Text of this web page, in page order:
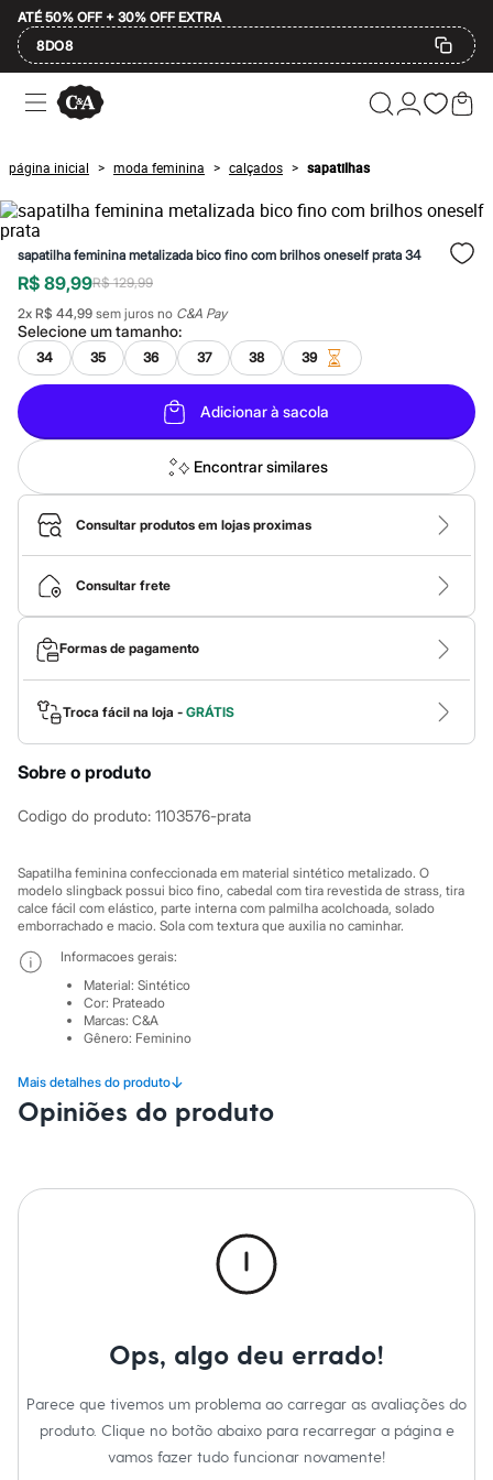
ATÉ 50% OFF + 30% OFF EXTRA
8DO8
Ofertas
Compre por Departamento
Masculino
Infantil
Calçados
Plus Size
2 calçados por R$189
2 peças por R$199
3 lingeries por R$99
3 itens de beleza por R$129
Até 20% off
Até 40% off
Até 60% off
A partir de 60% off
Feminino
Em alta
Inverno
Alfaiataria
Novidades
Roupas
Blusas e Camisetas
Básicos
Calças
Casacos e Jaquetas
Jeans
Macacões
Saias
Shorts e Bermudas
Vestidos
Acessórios
Bolsas
Bonés e Chapéus
Cintos
Relógios
Chinelos
Rasteirinhas
Sandálias
Sapatilhas
Tênis
Marcas
Clock House
Mindset
Yessica
Moda esportiva
Acessórios
Blusas
Shorts e Bermudas
Tops
Saídas de praia
Personagens
Blusas e Camisetas
página inicial > moda feminina > calçados > sapatilhas
sapatilha feminina metalizada bico fino com brilhos oneself prata 34
R$ 89,99R$ 129,99
2x R$ 44,99 sem juros no C&A Pay
Selecione umtamanho:
34 35 36 37 38 39
Adicionar à sacola
Encontrar similares
Consultar produtos em lojas proximas
Consultar frete
Formas de pagamento
Troca fácil na loja - GRÁTIS
Sobre o produto
Codigo do produto: 1103576-prata
Sapatilha feminina confeccionada em material sintético metalizado. O
modelo slingback possui bico fino, cabedal com tira revestida de strass, tira
calce fácil com elástico, parte interna com palmilha acolchoada, solado
emborrachado e macio. Sola com textura que auxilia no caminhar.
Mais detalhes do produto↓
Informacoes gerais:
Material: Sintético
Cor: Prateado
Marcas: C&A
Gênero: Feminino
Opiniões do produto
Ops, algo deu errado!
Parece que tivemos um problema ao carregar as avaliações do
produto. Clique no botão abaixo para recarregar a página e
vamos fazer tudo funcionar novamente!